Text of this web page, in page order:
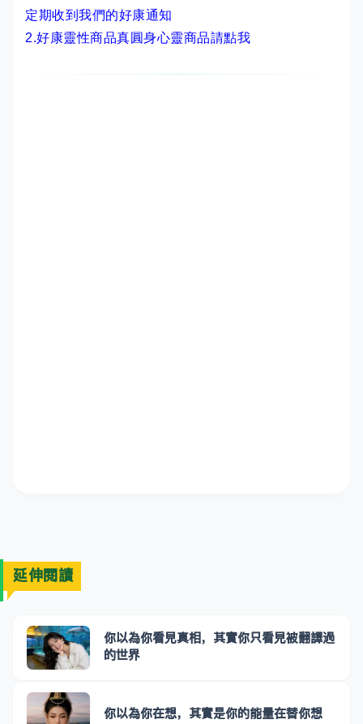
定期收到我們的好康通知
2.好康靈性商品真圓身心靈商品請點我
延伸閱讀
你以為你看見真相，其實你只看見被翻譯過
的世界
你以為你在想，其實是你的能量在替你想